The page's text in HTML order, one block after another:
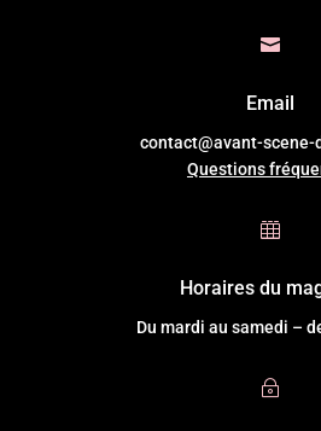

Email
contact@avant-scene-
Questions

Horaires du
Du mardi au samedi –
~